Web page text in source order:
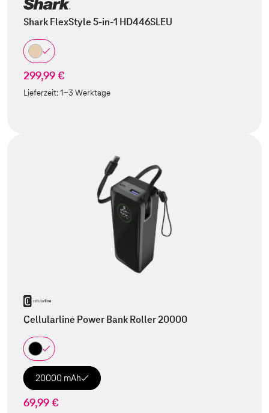
Shark FlexStyle 5-in-1 HD446SLEU
299,99 €
Lieferzeit:1-3 Werktage
Cellularline Power Bank Roller 20000
20000 mAh
69,99 €